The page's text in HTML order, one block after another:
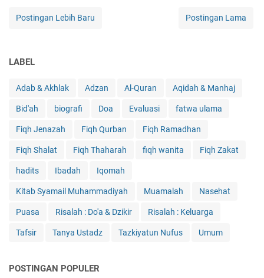
Postingan Lebih Baru Postingan Lama
LABEL
Adab & Akhlak Adzan Al-Quran Aqidah & Manhaj
Bid'ah biografi Doa Evaluasi fatwa ulama
Fiqh Jenazah Fiqh Qurban Fiqh Ramadhan
Fiqh Shalat Fiqh Thaharah fiqh wanita Fiqh Zakat
hadits Ibadah Iqomah
Kitab Syamail Muhammadiyah Muamalah Nasehat
Puasa Risalah : Do'a & Dzikir Risalah : Keluarga
Tafsir Tanya Ustadz Tazkiyatun Nufus Umum
POSTINGAN POPULER